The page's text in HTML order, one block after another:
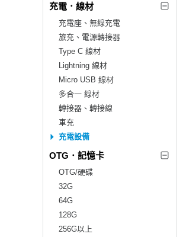
充電．線材
充電座、無線充電
旅充、電源轉接器
Type C 線材
Lightning 線材
Micro USB 線材
多合一 線材
轉接器、轉接線
車充
充電設備
OTG．記憶卡
OTG/硬碟
32G
64G
128G
256G以上